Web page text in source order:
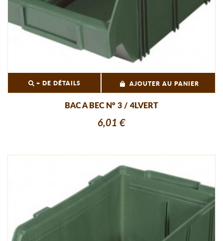
+ DE DÉTAILS AJOUTER AU PANIER
BAC A BEC N° 3 / 4LVERT
6,01 €